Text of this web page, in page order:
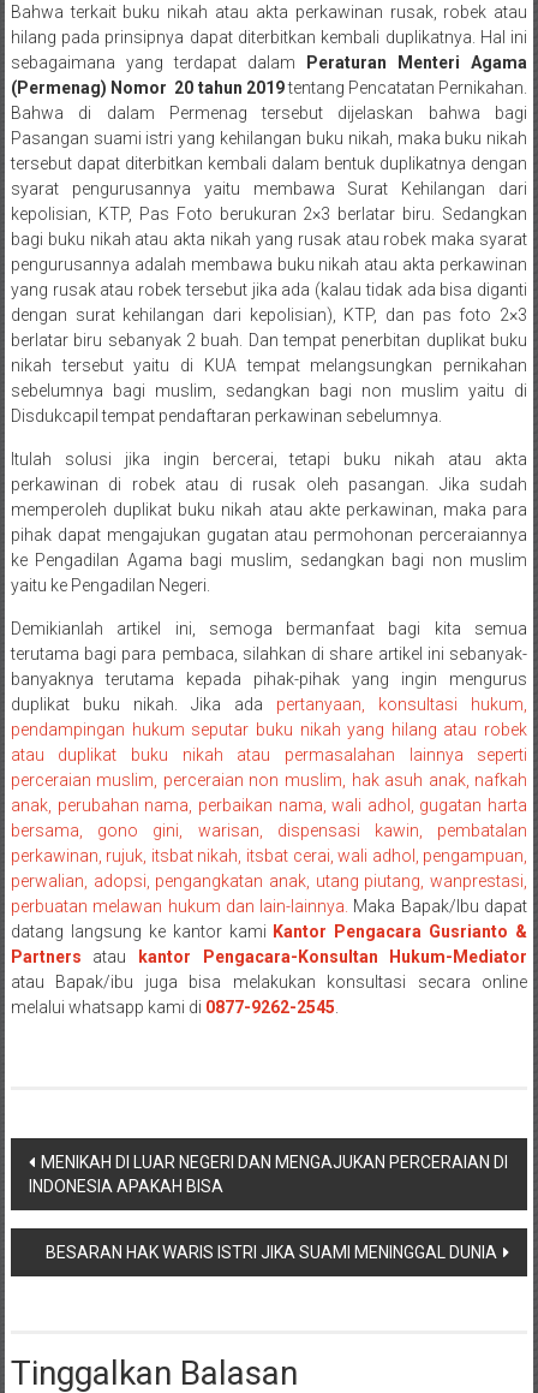
Utara/
Kota
Padang/
Sumatera
Barat/
Pariaman/
Bukittinggi/
Padang
panjang/
Kayutanam/
Baso/
Payakumbung/
Tanjung
pati/
Sarilamak/
Hulu
air/
Pasaman/
Kapur
IX/
Pangkalan/
Riau/
Pekanbaru/
Bangkinang/
Duri/
Dumai
Pangkal
Pinang/
Sulawesi,
NTT/
Balik
papan/
Kalimantan
Barat/
Kalimantan
Barat/
jawa
Terdekat
Bahwa terkait buku nikah atau akta perkawinan rusak, robek atau
hilang pada prinsipnya dapat diterbitkan kembali duplikatnya. Hal ini
sebagaimana yang terdapat dalam
Peraturan Menteri Agama
(Permenag) Nomor 20 tahun 2019tentang Pencatatan Pernikahan.
Bahwa di dalam Permenag tersebut dijelaskan bahwa bagi
Pasangan suami istri yang kehilangan buku nikah, maka buku nikah
tersebut dapat diterbitkan kembali dalam bentuk duplikatnya dengan
syarat pengurusannya yaitu membawa Surat Kehilangan dari
kepolisian, KTP, Pas Foto berukuran 2×3 berlatar biru. Sedangkan
bagi buku nikah atau akta nikah yang rusak atau robek maka syarat
pengurusannya adalah membawa buku nikah atau akta perkawinan
yang rusak atau robek tersebut jika ada (kalau tidak ada bisa diganti
dengan surat kehilangan dari kepolisian), KTP, dan pas foto 2×3
berlatar biru sebanyak 2 buah. Dan tempat penerbitan duplikat buku
nikah tersebut yaitu di KUA tempat melangsungkan pernikahan
sebelumnya bagi muslim, sedangkan bagi non muslim yaitu di
Disdukcapil tempat pendaftaran perkawinan sebelumnya.
Itulah solusi jika ingin bercerai, tetapi buku nikah atau akta
perkawinan di robek atau di rusak oleh pasangan. Jika sudah
memperoleh duplikat buku nikah atau akte perkawinan, maka para
pihak dapat mengajukan gugatan atau permohonan perceraiannya
ke Pengadilan Agama bagi muslim, sedangkan bagi non muslim
yaitu ke Pengadilan Negeri.
Demikianlah artikel ini, semoga bermanfaat bagi kita semua
terutama bagi para pembaca, silahkan di share artikel ini sebanyak-
banyaknya terutama kepada pihak-pihak yang ingin mengurus
duplikat buku nikah. Jika ada pertanyaan, konsultasi hukum,
pendampingan hukum seputar buku nikah yang hilang atau robek
atau duplikat buku nikah atau permasalahan lainnya seperti
perceraian muslim, perceraian non muslim, hak asuh anak, nafkah
anak, perubahan nama, perbaikan nama, wali adhol, gugatan harta
bersama, gono gini, warisan, dispensasi kawin, pembatalan
perkawinan, rujuk, itsbat nikah, itsbat cerai, wali adhol, pengampuan,
perwalian, adopsi, pengangkatan anak, utang piutang, wanprestasi,
perbuatan melawan hukum dan lain-lainnya. Maka Bapak/Ibu dapat
datang langsung ke kantor kami Kantor Pengacara Gusrianto &
Partners
atau
kantor Pengacara-Konsultan Hukum-Mediator
atau Bapak/ibu juga bisa melakukan konsultasi secara online
melalui whatsapp kami di 0877-9262-2545
Navigasi
pos
MENIKAH DI LUAR NEGERI DAN MENGAJUKAN PERCERAIAN DI
INDONESIA APAKAH BISA
BESARAN HAK WARIS ISTRI JIKA SUAMI MENINGGAL DUNIA
Tinggalkan Balasan